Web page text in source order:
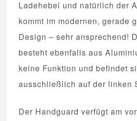
Ladehebel und natürlich der
kommt im modernen, gerade
Design – sehr ansprechend!
besteht ebenfalls aus
keine Funktion und befindet
ausschließlich auf der linken
Der Handguard verfügt am